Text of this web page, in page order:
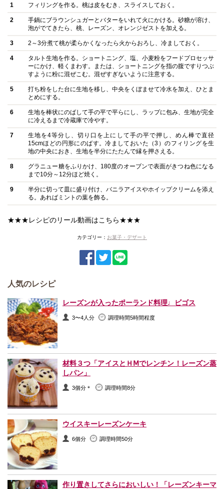
1 フィリングを作る。桃は皮をむき、スライスしておく。
2
手鍋にブラウンシュガーとバターをいれて火にかける。砂糖が溶け、
泡がでてきたら、桃、レーズン、オレンジゼストを加える。
3 2～3分煮て桃が柔らかくなったら火からおろし、冷ましておく。
4
タルト生地を作る。ショートニング、塩、小麦粉をフードプロセッサ
ーにかけ、軽くまわす。または、ショートニングを指の腹ですりつぶ
すように粉に混ぜこむ。混ぜすぎないように注意する。
5
打ち粉をした台に生地を移し、中央をくぼませて冷水を加え、ひとま
とめにする。
6
生地を棒状にのばして手の平で平らにし、ラップに包み、生地が完全
に冷えるまで冷蔵庫で冷やす。
7
生地を4等分し、切り口を上にして手の平で押し、めん棒で直径
15cmほどの円形にのばす。冷ましておいた（3）のフィリングを生
地の中央におき、生地を半分にたたんで縁を押さえる。
8
グラニュー糖をふりかけ、180度のオーブンで表面がきつね色になる
まで10分～12分ほど焼く。
9
半分に切って皿に盛り付け、バニラアイスやホイップクリームを添え
る。あればミントの葉を飾る。
★★★レシピのリール動画はこちら★★★
カテゴリー： お菓子・デザート
人気のレシピ
レーズンが入ったポーランド料理♩ビゴス
3〜4人分 調理時間5時間程度
材料３つ「アイスとＨⅯでレンチン！レーズン蒸
しパン」
3個分＊ 調理時間8分
ウイスキーレーズンケーキ
6個分 調理時間50分
作り置きしてさらにおいしい！「レーズンキーマ